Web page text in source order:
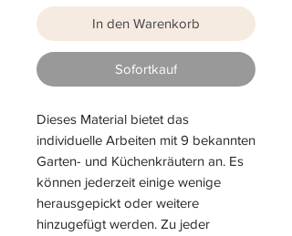
In den Warenkorb
Sofortkauf
Dieses Material bietet das
individuelle Arbeiten mit 9 bekannten
Garten- und Küchenkräutern an. Es
können jederzeit einige wenige
herausgepickt oder weitere
hinzugefügt werden. Zu jeder